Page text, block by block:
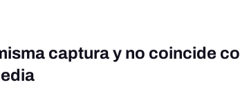
captura y no coincide